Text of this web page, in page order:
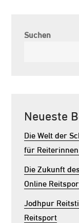
Suchen
Neueste
Die Welt der
für
Die Zukunft
Online
Jodhpur
Reitsport